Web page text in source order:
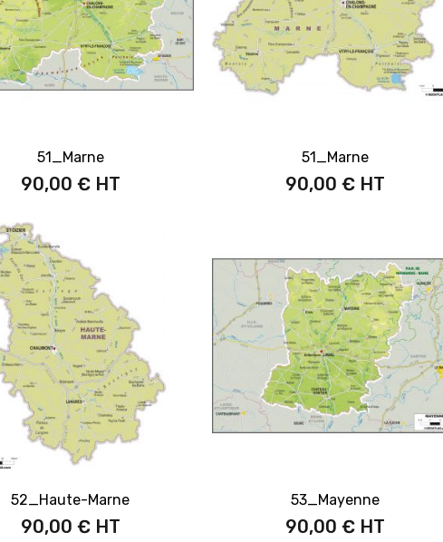
51_Marne
90,00 €
51_Marne
90,00 €
52_Haute-Marne
90,00 €
53_Mayenne
90,00 €